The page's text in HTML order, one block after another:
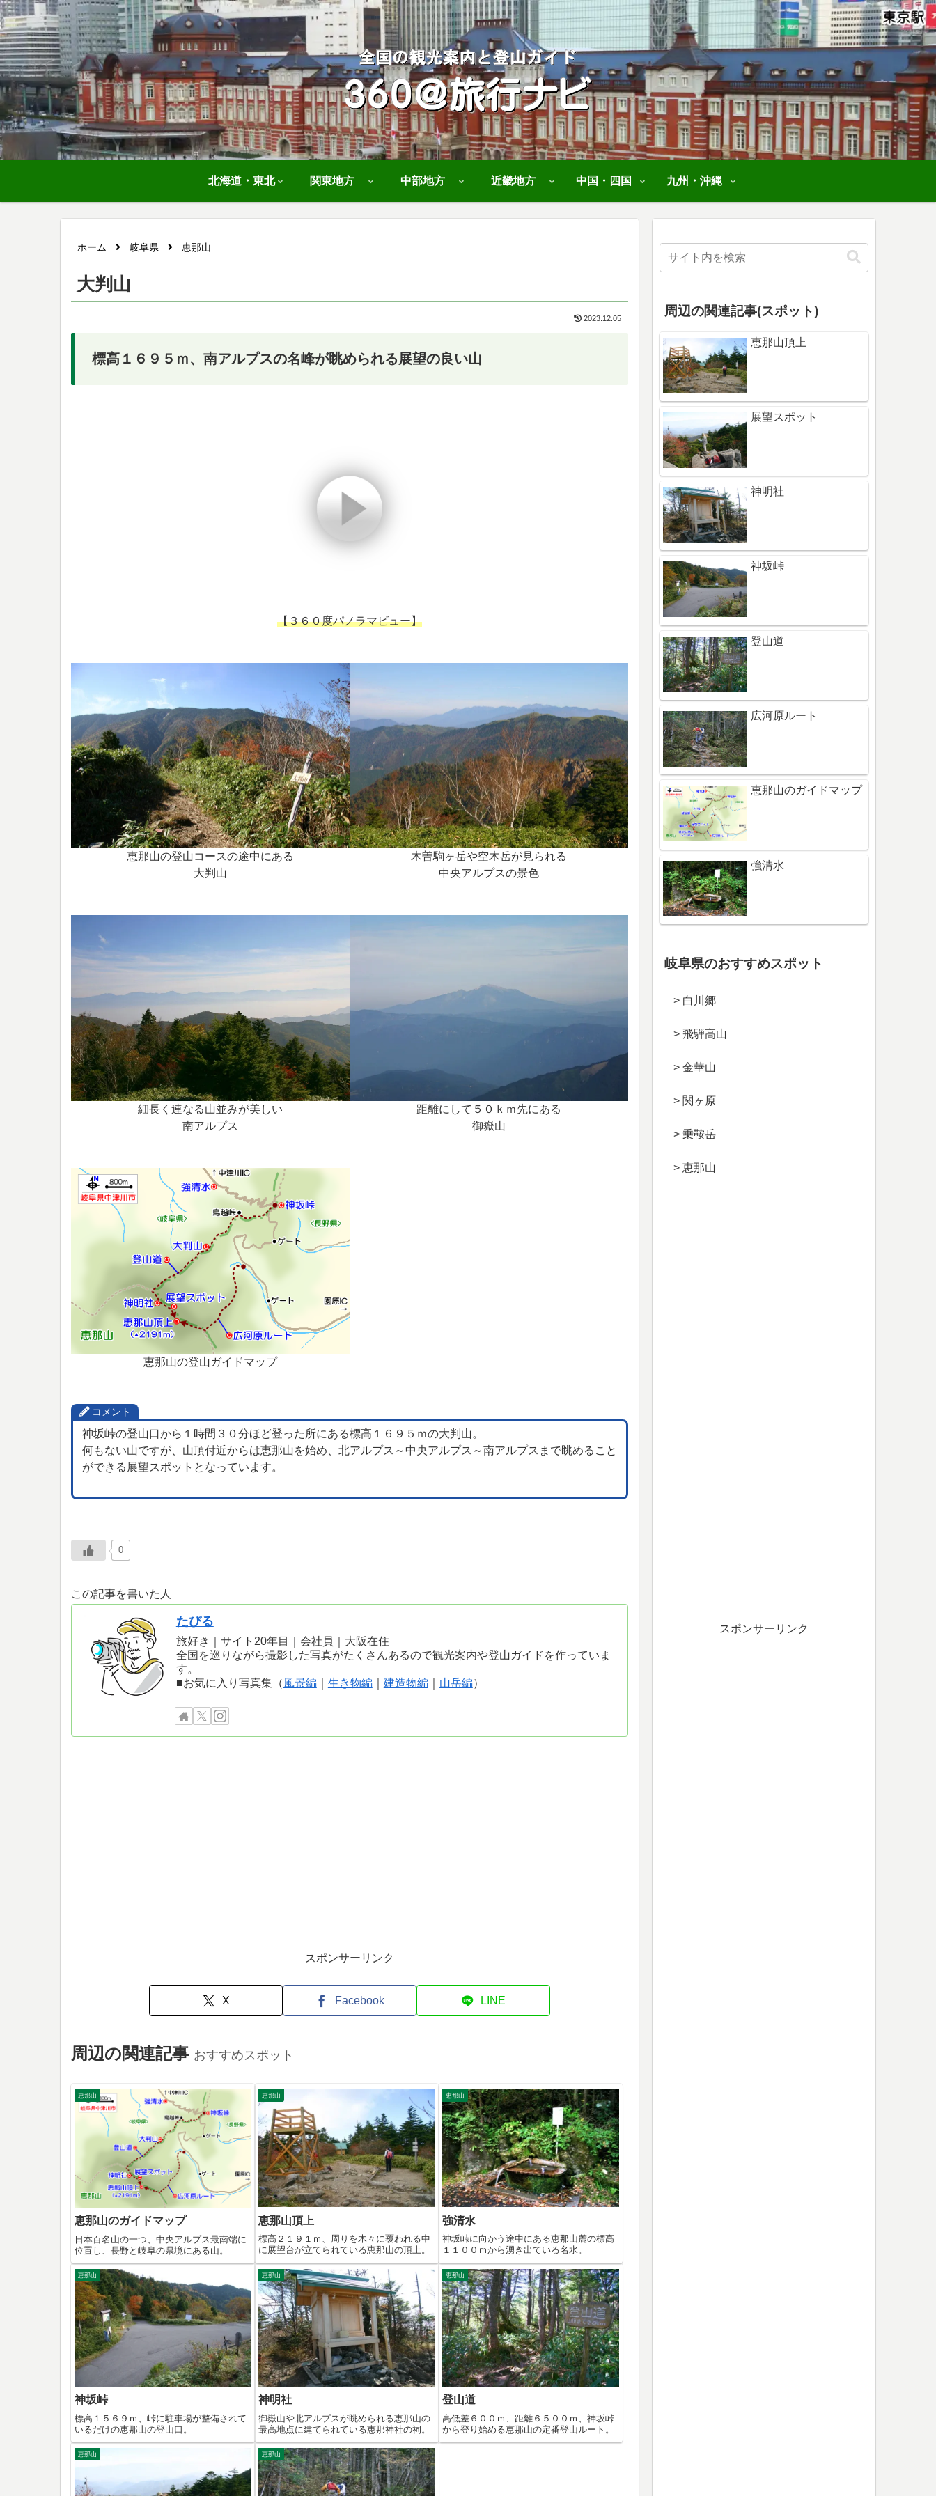
北海道・東北 関東地方 中部地方 近畿地方 中国・四国 九州・沖縄
ホーム 岐阜県 恵那山
大判山
2023.12.05
標高１６９５ｍ、南アルプスの名峰が眺められる展望の良い山
【３６０度パノラマビュー】
恵那山の登山コースの途中にある
大判山
木曽駒ヶ岳や空木岳が見られる
中央アルプスの景色
細長く連なる山並みが美しい
南アルプス
距離にして５０ｋｍ先にある
御嶽山
恵那山の登山ガイドマップ
コメント
神坂峠の登山口から１時間３０分ほど登った所にある標高１６９５ｍの大判山。
何もない山ですが、山頂付近からは恵那山を始め、北アルプス～中央アルプス～南アルプスまで眺めること
ができる展望スポットとなっています。
0
この記事を書いた人
たびる
旅好き｜サイト20年目｜会社員｜大阪在住
全国を巡りながら撮影した写真がたくさんあるので観光案内や登山ガイドを作っていま
す。
■お気に入り写真集（ 風景編｜ 生き物編｜ 建造物編｜ 山岳編）
スポンサーリンク
X Facebook LINE
周辺の関連記事 おすすめスポット
恵那山
恵那山のガイドマップ
日本百名山の一つ、中央アルプス最南端に
位置し、長野と岐阜の県境にある山。
恵那山
恵那山頂上
標高２１９１ｍ、周りを木々に覆われる中
に展望台が立てられている恵那山の頂上。
恵那山
強清水
神坂峠に向かう途中にある恵那山麓の標高
１１００ｍから湧き出ている名水。
恵那山
神坂峠
標高１５６９ｍ、峠に駐車場が整備されて
いるだけの恵那山の登山口。
恵那山
神明社
御嶽山や北アルプスが眺められる恵那山の
最高地点に建てられている恵那神社の祠。
恵那山
登山道
高低差６００ｍ、距離６５００ｍ、神坂峠
から登り始める恵那山の定番登山ルート。
恵那山 恵那山
周辺の関連記事(スポット)
恵那山頂上
展望スポット
神明社
神坂峠
登山道
広河原ルート
恵那山のガイドマップ
強清水
岐阜県のおすすめスポット
> 白川郷
> 飛騨高山
> 金華山
> 関ヶ原
> 乗鞍岳
> 恵那山
スポンサーリンク